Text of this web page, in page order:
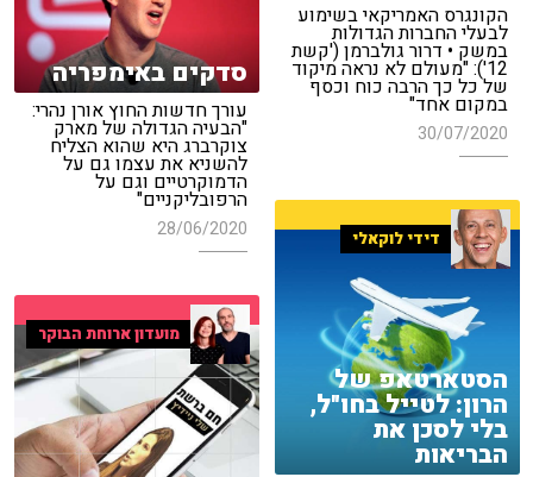
הקונגרס האמריקאי בשימוע
לבעלי החברות הגדולות
במשק • דרור גולברמן ('קשת
12'): "מעולם לא נראה מיקוד
של כל כך הרבה כוח וכסף
במקום אחד"
30/07/2020
סדקים באימפריה
עורך חדשות החוץ אורן נהרי:
"הבעיה הגדולה של מארק
צוקרברג היא שהוא הצליח
להשניא את עצמו גם על
הדמוקרטיים וגם על
הרפובליקניים"
28/06/2020 דידי לוקאלי
הסטארטאפ של
הרון: לטייל בחו"ל,
בלי לסכן את
הבריאות
מועדון ארוחת הבוקר